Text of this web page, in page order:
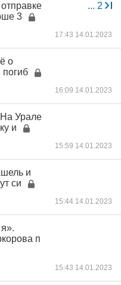
... 2
3
17:43 14.01.2023
о
погиб
16:09 14.01.2023
Урале
и
15:59 14.01.2023
и
си
15:44 14.01.2023
п
15:43 14.01.2023